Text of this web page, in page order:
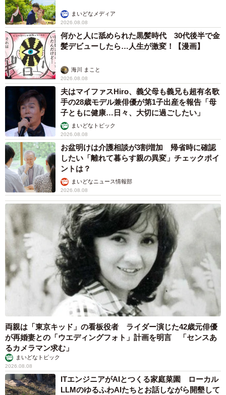
まいどなメディア
2026.08.08
何かと人に舐められた黒髪時代 30代後半で金
髪デビューしたら…人生が激変！【漫画】
海川 まこと
2026.08.08
夫はマイファスHiro、義父母も義兄も超有名歌
手の28歳モデル兼俳優が第1子出産を報告「母
子ともに健康…日々、大切に過ごしたい」
まいどなトピック
2026.08.08
お盆明けは介護相談が3割増加 帰省時に確認
したい「離れて暮らす親の異変」チェックポイ
ントは？
まいどなニュース情報部
2026.08.08
両親は「東京キッド」の看板役者 ライダー演じた42歳元俳優
が再婚妻との「ウエディングフォト」計画を明言 「センスあ
るカメラマン求む」
まいどなトピック
2026.08.08
ITエンジニアがAIとつくる家庭菜園 ローカル
LLMのゆるふわAIたちとお話しながら開墾して